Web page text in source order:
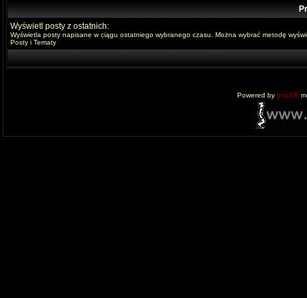
Wyświetl posty z ostatnich:
Wyświetla posty napisane w ciągu ostatniego wybranego czasu. Można wybrać metodę
Posty i Tematy
Powered by phpBB